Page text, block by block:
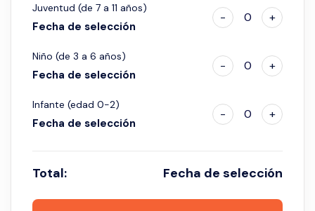
Juventud (de 7 a 11 años)
Fecha de selección
- 0 +
Niño (de 3 a 6 años)
Fecha de selección
- 0 +
Infante (edad 0-2)
Fecha de selección
- 0 +
Total: Fecha de selección